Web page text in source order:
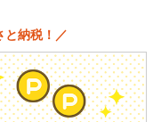
と納税！／